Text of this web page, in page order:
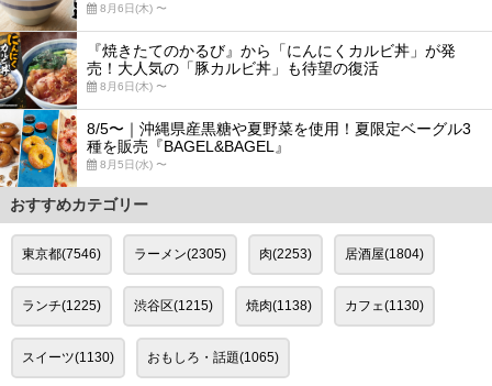
8月6日(木) 〜
『焼きたてのかるび』から「にんにくカルビ丼」が発
売！大人気の「豚カルビ丼」も待望の復活
8月6日(木) 〜
8/5〜｜沖縄県産黒糖や夏野菜を使用！夏限定ベーグル3
種を販売『BAGEL&BAGEL』
8月5日(水) 〜
おすすめカテゴリー
東京都(7546) ラーメン(2305) 肉(2253) 居酒屋(1804)
ランチ(1225) 渋谷区(1215) 焼肉(1138) カフェ(1130)
スイーツ(1130) おもしろ・話題(1065)